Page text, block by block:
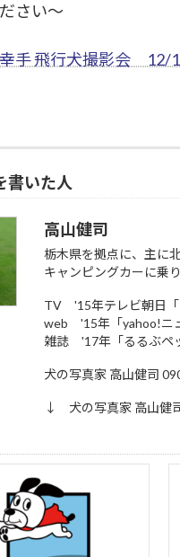
さい～
手 飛行犬撮影会 12/
書いた人
高山健司
栃木県を拠点に、主に
キャンピングカーに乗
TV '15年テレビ朝日「
web '15年「yahoo!ニ
雑誌 '17年「るるぶペ
犬の写真家 高山健司
↓ 犬の写真家 高山健